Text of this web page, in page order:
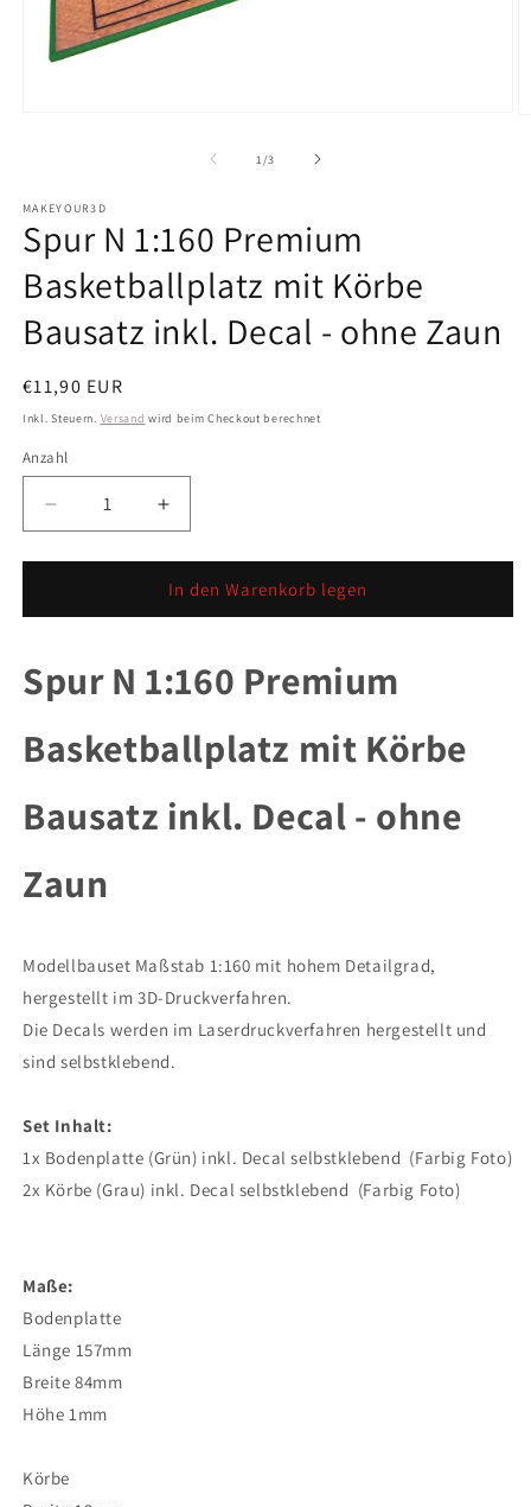
1/von
3
MAKEYOUR3D
Spur N 1:160 Premium
Basketballplatz mit Körbe
Bausatz inkl. Decal - ohne Zaun
Normaler
Preis
€11,90 EUR
Inkl. Steuern. Versand wird beim Checkout berechnet
Anzahl
Anzahl
Verringere
die
Menge
Spur
Premium
mit
Körbe
inkl.
Decal
ohne
Erhöhe
die
Menge
für
Spur
1:160
Premium
mit
Körbe
inkl.
In den Warenkorb legen
Spur N 1:160 Premium
Basketballplatz mit Körbe
Bausatz inkl. Decal - ohne
Zaun
Modellbauset Maßstab 1:160 mit hohem Detailgrad,
hergestellt im 3D-Druckverfahren.
Die Decals werden im Laserdruckverfahren hergestellt und
sind selbstklebend.
Set Inhalt:
1x Bodenplatte (Grün) inkl. Decal selbstklebend (Farbig Foto)
2x Körbe (Grau) inkl. Decal selbstklebend (Farbig Foto)
Maße:
Bodenplatte
Länge 157mm
Breite 84mm
Höhe 1mm
Körbe